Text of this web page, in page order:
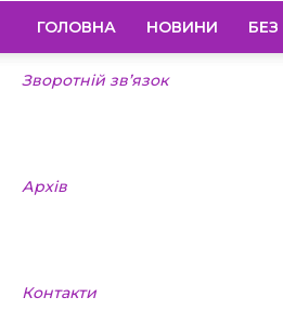
ГОЛОВНА НОВИНИ
Зворотній зв’язок
Архів
Контакти